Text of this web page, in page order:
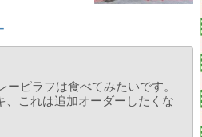
ーピラフは食べてみたいです。
、これは追加オーダーしたくな